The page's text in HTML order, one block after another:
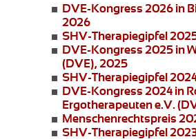
DVE-Kongress 2026 in
2026
SHV-Therapiegipfel
DVE-Kongress 2025 in
(DVE), 2025
SHV-Therapiegipfel
DVE-Kongress 2024 in
Ergotherapeuten e.V.
Menschenrechtspreis
SHV-Therapiegipfel